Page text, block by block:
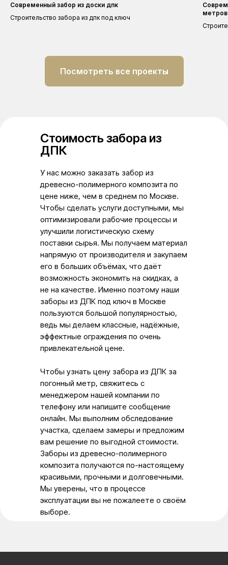
Современный забор из доски дпк
Строительство забора из дпк под ключ
метров
Посмотреть все проекты
Стоимость забора из
ДПК
У нас можно заказать забор из
древесно-полимерного композита по
цене ниже, чем в среднем по Москве.
Чтобы сделать услуги доступными, мы
оптимизировали рабочие процессы и
улучшили логистическую схему
поставки сырья. Мы получаем материал
напрямую от производителя и закупаем
его в больших объёмах, что даёт
возможность экономить на скидках, а
не на качестве. Именно поэтому наши
заборы из ДПК под ключ в Москве
пользуются большой популярностью,
ведь мы делаем классные, надёжные,
эффектные ограждения по очень
привлекательной цене.
Чтобы узнать цену забора из ДПК за
погонный метр, свяжитесь с
менеджером нашей компании по
телефону или напишите сообщение
онлайн. Мы выполним обследование
участка, сделаем замеры и предложим
вам решение по выгодной стоимости.
Заборы из древесно-полимерного
композита получаются по-настоящему
красивыми, прочными и долговечными.
Мы уверены, что в процессе
эксплуатации вы не пожалеете о своём
выборе.